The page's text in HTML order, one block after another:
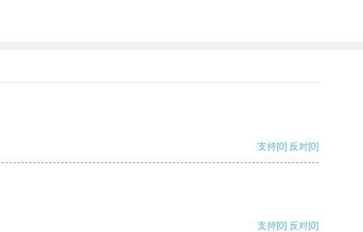
支持[0] 反对[0]
支持[0] 反对[0]